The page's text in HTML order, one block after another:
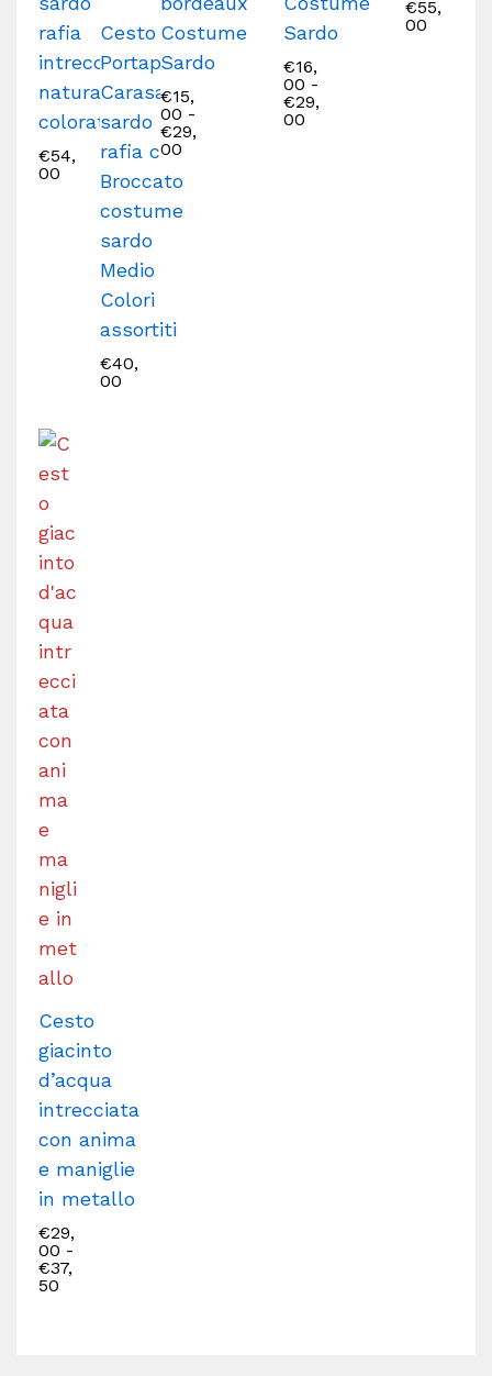
rafia
intrecciata
naturale e
colorata
€54,
00
Cesto
Portapane
Carasau
sardo
rafia con
Broccato
costume
sardo
Medio
Colori
assortiti
€40,
00
Costume
Sardo
€15,
00 -
€29,
00
Sardo
€16,
00 -
€29,
00
€55,
00
Cesto
giacinto
d’acqua
intrecciata
con anima
e maniglie
in metallo
€29,
00 -
€37,
50